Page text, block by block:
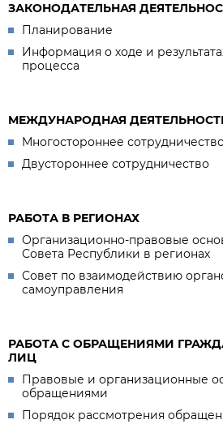
ЗАКОНОДАТЕЛЬНАЯ
Планирование
Информация о ходе и
процесса
МЕЖДУНАРОДНАЯ
Многостороннее
Двустороннее сотрудничество
РАБОТА В РЕГИОНАХ
Организационно-правовые
Совета Республики в регионах
Совет по взаимодействию
самоуправления
РАБОТА С ОБРАЩЕНИЯМИ
ЛИЦ
Правовые и организационные
обращениями
Порядок рассмотрения